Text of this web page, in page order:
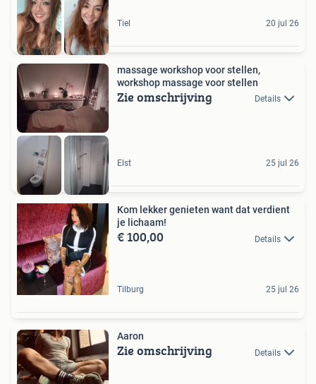
Tiel 20 jul 26
massage workshop voor stellen,
workshop massage voor stellen
Zie omschrijving Details
Elst 25 jul 26
Kom lekker genieten want dat verdient
je lichaam!
€ 100,00 Details
Tilburg 25 jul 26
Aaron
Zie omschrijving Details